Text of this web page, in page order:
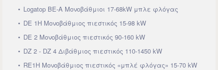
Logatop BE-A Μονοβάθμιοι 17-68kW μπλε φλόγας
DE 1H Μονοβάθμιος πιεστικός 15-98 kW
DE 2 Μονοβάθμιος πιεστικός 90-160 kW
DZ 2 - DZ 4 Διβάθμιος πιεστικός 110-1450 kW
RE1H Μονοβάθμιος πιεστικός «μπλέ φλόγας» 15-70 kW